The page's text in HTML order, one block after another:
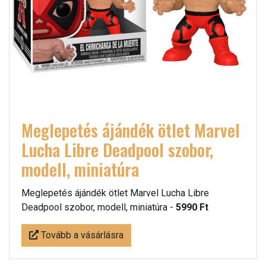
Meglepetés ájándék ötlet Marvel
Lucha Libre Deadpool szobor,
modell, miniatúra
Meglepetés ájándék ötlet Marvel Lucha Libre
Deadpool szobor, modell, miniatúra - 5990 Ft
Tovább a vásárlásra